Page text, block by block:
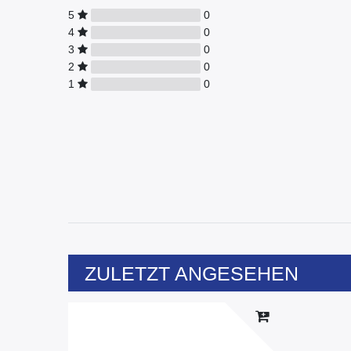
5
0
4
0
3
0
2
0
1
0
ZULETZT ANGESEHEN